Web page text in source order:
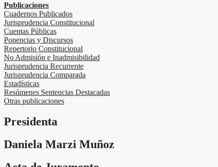
Publicaciones
Cuadernos Publicados
Jurisprudencia Constitucional
Cuentas Públicas
Ponencias y Discursos
Repertorio Constitucional
No Admisión e Inadmisibilidad
Jurisprudencia Recurrente
Jurisprudencia Comparada
Estadísticas
Resúmenes Sentencias Destacadas
Otras publicaciones
Presidenta
Daniela Marzi Muñoz